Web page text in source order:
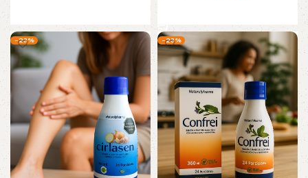
-23% -23%